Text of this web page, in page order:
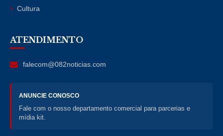
Cultura
ATENDIMENTO
falecom@082noticias.com
ANUNCIE CONOSCO
Fale com o nosso departamento comercial para parcerias e
mídia kit.